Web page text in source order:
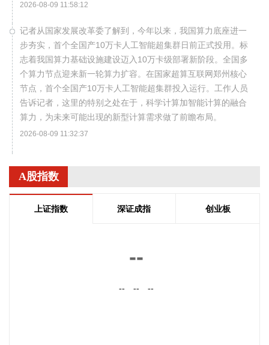
2026-08-09 11:58:12
记者从国家发展改革委了解到，今年以来，我国算力底座进一
步夯实，首个全国产10万卡人工智能超集群日前正式投用。标
志着我国算力基础设施建设迈入10万卡级部署新阶段。全国多
个算力节点迎来新一轮算力扩容。在国家超算互联网郑州核心
节点，首个全国产10万卡人工智能超集群投入运行。工作人员
告诉记者，这里的特别之处在于，科学计算加智能计算的融合
算力，为未来可能出现的新型计算需求做了前瞻布局。
2026-08-09 11:32:37
PPI数据。7月份，受国际输入性因素影响，居民消费价格指数
（CPI）环比下降0.1%，同比上涨0.5%，扣除食品和能源价格
的核心CPI环比上涨0.3%，同比上涨0.9%，CPI总体保持温和
下降0.7%，降幅比上月扩大0.4个百分点。7月PPI环比运行的
开采、精炼石油产品制造、有机化学原料制造价格分别下降
A股指数
上证指数 深证成指 创业板
--
-- -- --